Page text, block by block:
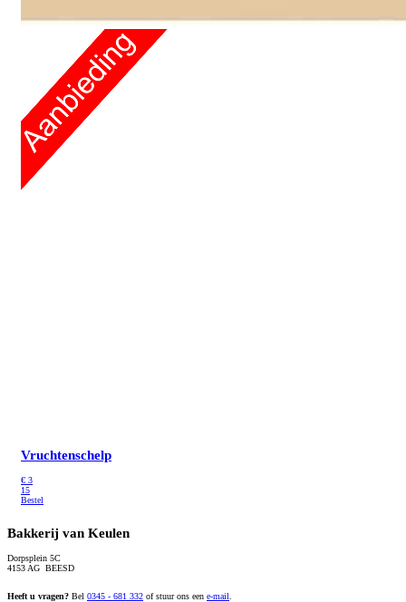
Vruchtenschelp
€ 3
15
Bestel
Bakkerij van Keulen
Dorpsplein 5C
4153 AG BEESD
Heeft u vragen? Bel 0345 - 681 332 of stuur ons een e-mail